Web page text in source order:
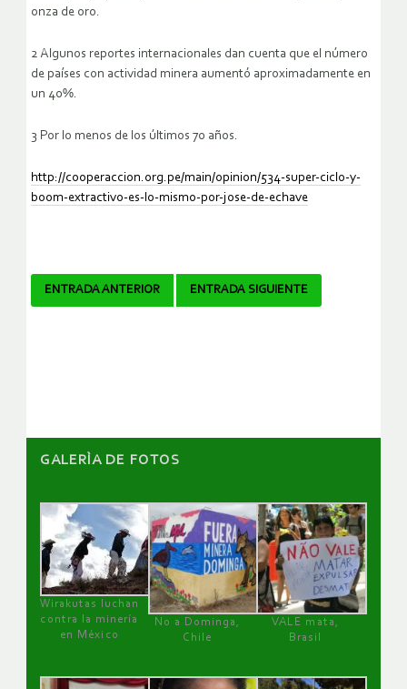
onza de oro.
2 Algunos reportes internacionales dan cuenta que el número
de países con actividad minera aumentó aproximadamente en
un 40%.
3 Por lo menos de los últimos 70 años.
http://cooperaccion.org.pe/main/opinion/534-super-ciclo-y-
boom-extractivo-es-lo-mismo-por-jose-de-echave
Navegador
ENTRADA ANTERIOR ENTRADA SIGUIENTE
GALERÌA DE FOTOS
Wirakutas luchan
contra la minería
en México
No a Dominga,
Chile
VALE mata,
Brasil